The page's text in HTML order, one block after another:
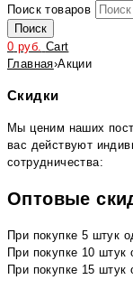
Поиск товаров
Поиск
0 руб. Cart
Главная›Акции
Скидки
Мы ценим наших
вас действуют
сотрудничества:
Оптовые
При покупке 5 штук
При покупке 10
При покупке 15